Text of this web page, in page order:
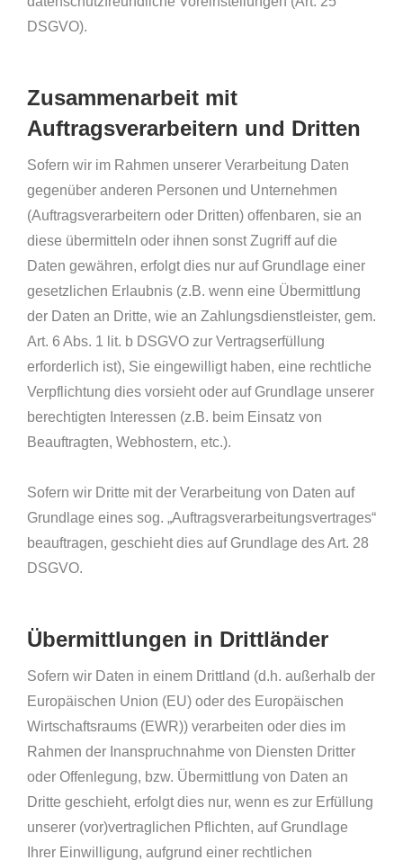
DSGVO).
Zusammenarbeit mit
Auftragsverarbeitern und Dritten
Sofern wir im Rahmen unserer Verarbeitung Daten
gegenüber anderen Personen und Unternehmen
(Auftragsverarbeitern oder Dritten) offenbaren, sie an
diese übermitteln oder ihnen sonst Zugriff auf die
Daten gewähren, erfolgt dies nur auf Grundlage einer
gesetzlichen Erlaubnis (z.B. wenn eine Übermittlung
der Daten an Dritte, wie an Zahlungsdienstleister, gem.
Art. 6 Abs. 1 lit. b DSGVO zur Vertragserfüllung
erforderlich ist), Sie eingewilligt haben, eine rechtliche
Verpflichtung dies vorsieht oder auf Grundlage unserer
berechtigten Interessen (z.B. beim Einsatz von
Beauftragten, Webhostern, etc.).
Sofern wir Dritte mit der Verarbeitung von Daten auf
Grundlage eines sog. „Auftragsverarbeitungsvertrages“
beauftragen, geschieht dies auf Grundlage des Art. 28
DSGVO.
Übermittlungen in Drittländer
Sofern wir Daten in einem Drittland (d.h. außerhalb der
Europäischen Union (EU) oder des Europäischen
Wirtschaftsraums (EWR)) verarbeiten oder dies im
Rahmen der Inanspruchnahme von Diensten Dritter
oder Offenlegung, bzw. Übermittlung von Daten an
Dritte geschieht, erfolgt dies nur, wenn es zur Erfüllung
unserer (vor)vertraglichen Pflichten, auf Grundlage
Ihrer Einwilligung, aufgrund einer rechtlichen